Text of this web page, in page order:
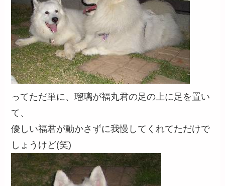
ってただ単に、瑠璃が福丸君の足の上に足を置い
て、
優しい福君が動かさずに我慢してくれてただけで
しょうけど(笑)